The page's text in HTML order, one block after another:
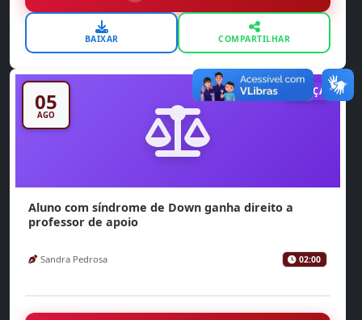
BAIXAR COMPARTILHAR
05
AGO
JUSTIÇA
Aluno com síndrome de Down ganha direito a
professor de apoio
Sandra Pedrosa 02:00